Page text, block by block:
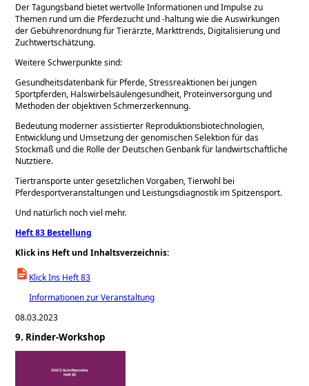
Der Tagungsband bietet wertvolle Informationen und Impulse zu
Themen rund um die Pferdezucht und -haltung wie die Auswirkungen
der Gebührenordnung für Tierärzte, Markttrends, Digitalisierung und
Zuchtwertschätzung.
Weitere Schwerpunkte sind:
Gesundheitsdatenbank für Pferde, Stressreaktionen bei jungen
Sportpferden, Halswirbelsäulengesundheit, Proteinversorgung und
Methoden der objektiven Schmerzerkennung.
Bedeutung moderner assistierter Reproduktionsbiotechnologien,
Entwicklung und Umsetzung der genomischen Selektion für das
Stockmaß und die Rolle der Deutschen Genbank für landwirtschaftliche
Nutztiere.
Tiertransporte unter gesetzlichen Vorgaben, Tierwohl bei
Pferdesportveranstaltungen und Leistungsdiagnostik im Spitzensport.
Und natürlich noch viel mehr.
Heft 83 Bestellung
Klick ins Heft und Inhaltsverzeichnis:
Klick Ins Heft 83
Informationen zur Veranstaltung
08.03.2023
9. Rinder-Workshop